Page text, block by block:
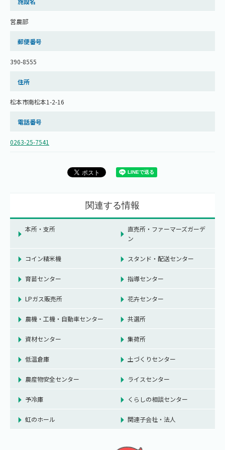
営農部
郵便番号
390-8555
住所
松本市南松本1-2-16
電話番号
0263-25-7541
関連する情報
本所・支所
直売所・ファーマーズガーデ
ン
コイン精米機 スタンド・配送センター
育苗センター 指導センター
LPガス販売所 花卉センター
農機・工機・自動車センター 共選所
資材センター 集荷所
低温倉庫 土づくりセンター
農産物安全センター ライスセンター
予冷庫 くらしの相談センター
虹のホール 関連子会社・法人